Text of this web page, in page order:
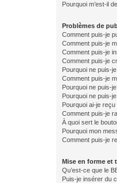
Pourquoi m’est-il
Problèmes de
Comment puis-je
Comment puis-je
Comment puis-je
Comment puis-je
Pourquoi ne puis-
Comment puis-je
Pourquoi ne puis-
Pourquoi ne puis-
Pourquoi ai-je
Comment puis-je
À quoi sert le
Pourquoi mon
Comment puis-je
Mise en forme et
Qu’est-ce que le
Puis-je insérer du